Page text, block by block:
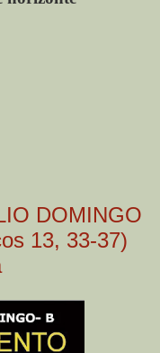
DOMINGO
13, 33-37)